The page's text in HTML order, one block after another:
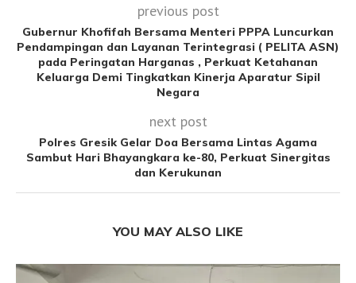
previous post
Gubernur Khofifah Bersama Menteri PPPA Luncurkan
Pendampingan dan Layanan Terintegrasi ( PELITA ASN)
pada Peringatan Harganas , Perkuat Ketahanan
Keluarga Demi Tingkatkan Kinerja Aparatur Sipil
Negara
next post
Polres Gresik Gelar Doa Bersama Lintas Agama
Sambut Hari Bhayangkara ke-80, Perkuat Sinergitas
dan Kerukunan
YOU MAY ALSO LIKE